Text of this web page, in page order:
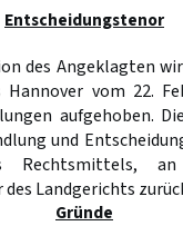
Entscheidungstenor
des Angeklagten
Hannover vom 22.
aufgehoben.
und
Rechtsmittels,
Landgerichts
Gründe